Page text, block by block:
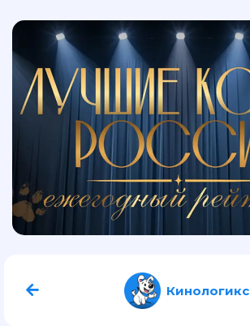
Кинологикс